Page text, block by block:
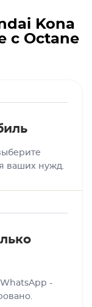
Kona
с Octane
ваших нужд.
-